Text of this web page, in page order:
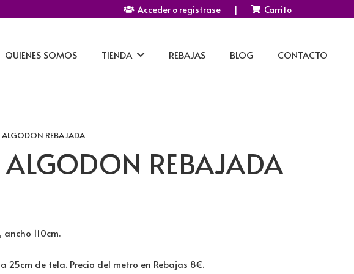
Acceder o registrase | Carrito
QUIENES SOMOS TIENDA REBAJAS BLOG CONTACTO
REBAJADA
ALGODON REBAJADA
110cm.
25cm de tela. Precio del metro en Rebajas 8€.